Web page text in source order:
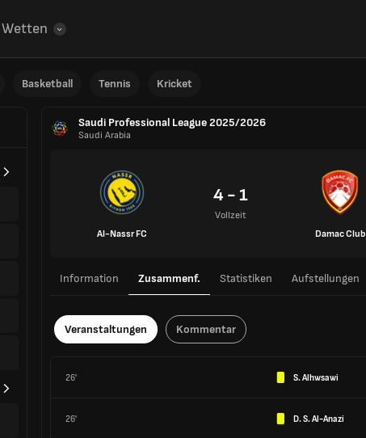
Wetten
Basketball Tennis Kricket
Saudi Professional League 2025/2026
Saudi Arabia
Al-Nassr FC
4 - 1
Vollzeit
Damac Club
Information Zusammenf. Statistiken Aufstellungen
Veranstaltungen Kommentar
26' S. Alhwsawi
26' D. S. Al-Anazi